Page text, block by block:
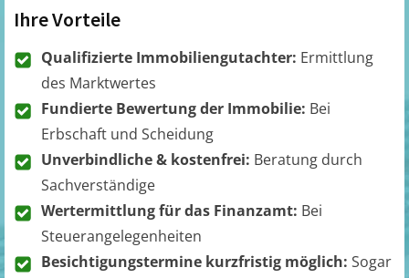
Ihre Vorteile
Qualifizierte Immobiliengutachter: Ermittlung
des Marktwertes
Fundierte Bewertung der Immobilie: Bei
Erbschaft und Scheidung
Unverbindliche & kostenfrei: Beratung durch
Sachverständige
Wertermittlung für das Finanzamt: Bei
Steuerangelegenheiten
Besichtigungstermine kurzfristig möglich: Sogar